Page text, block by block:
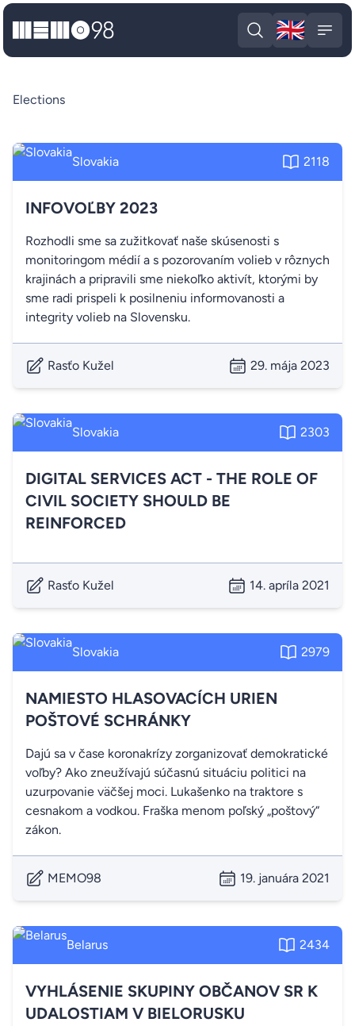
MEMO98
Open search
🇬🇧
Elections
Slovakia 2118
INFOVOĽBY 2023
Rozhodli sme sa zužitkovať naše skúsenosti s
monitoringom médií a s pozorovaním volieb v rôznych
krajinách a pripravili sme niekoľko aktivít, ktorými by
sme radi prispeli k posilneniu informovanosti a
integrity volieb na Slovensku.
Rasťo Kužel 29. mája 2023
Slovakia 2303
DIGITAL SERVICES ACT - THE ROLE OF
CIVIL SOCIETY SHOULD BE
REINFORCED
Rasťo Kužel 14. apríla 2021
Slovakia 2979
NAMIESTO HLASOVACÍCH URIEN
POŠTOVÉ SCHRÁNKY
Dajú sa v čase koronakrízy zorganizovať demokratické
voľby? Ako zneužívajú súčasnú situáciu politici na
uzurpovanie väčšej moci. Lukašenko na traktore s
cesnakom a vodkou. Fraška menom poľský „poštový“
zákon.
MEMO98 19. januára 2021
Belarus 2434
VYHLÁSENIE SKUPINY OBČANOV SR K
UDALOSTIAM V BIELORUSKU